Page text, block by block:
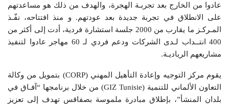
عادوا من الخارج بعد تجربـة الهجرة، والهدف من ذلك هو مساعدتهم
على الانطلاق في تجربة جديدة بعد عودتهم. و منذ افتتاحه، نفّـذ
المـركـز ما يقارب من 2000 جلسة استشارة فردية، أدت إلى أكثر من
400 انتــداب لـدى الشركات ودعم فردي لـ 60 مهاجر عادوا لتنفيذ
مشاريعهم الرياديـة.
يقوم مركز التوجيه وإعادة التأهيل المهني (CORP) بتمويل من وكالة
التعاون الألماني للتنمية (GIZ Tunisie) من خلال برنامجها “آفـاق في
بلدان المنشأ”، بإطلاق مبادرة ملموسة بصفاقس تهدف إلى تعزيز